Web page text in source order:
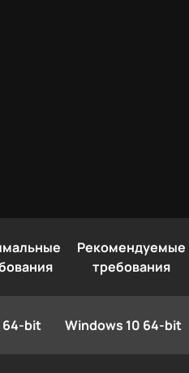
Рекомендуемые
требования
64-bit Windows 10 64-bit